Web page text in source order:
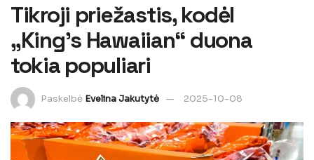
Tikroji priežastis, kodėl
„King’s Hawaiian“ duona
tokia populiari
Paskelbė Evelina Jakutytė 2025-10-08